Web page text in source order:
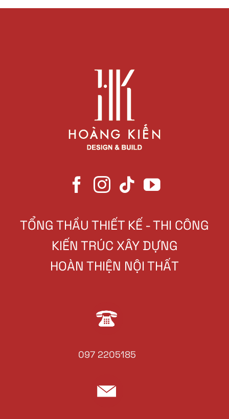
TỔNG THẦU THIẾT KẾ - THI CÔNG
KIẾN TRÚC XÂY DỰNG
HOÀN THIỆN NỘI THẤT
097 2205185